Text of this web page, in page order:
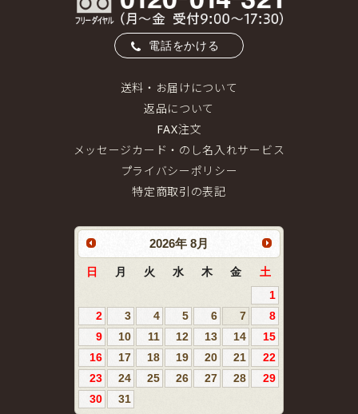
電話をかける
送料・お届けについて
返品について
FAX注文
メッセージカード・のし名入れサービス
プライバシーポリシー
特定商取引の表記
2026年 8月
日 月 火 水 木 金
土
1
2
3 4 5 6 7
8
9
10 11 12 13 14
15
16
17 18 19 20 21
22
23
24 25 26 27 28
29
30
31